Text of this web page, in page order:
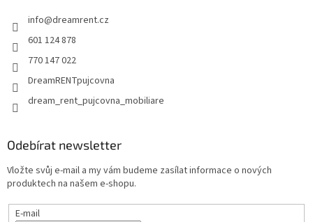
info@dreamrent.cz
601 124 878
770 147 022
DreamRENTpujcovna
dream_rent_pujcovna_mobiliare
Odebírat newsletter
Vložte svůj e-mail a my vám budeme zasílat informace o nových
produktech na našem e-shopu.
E-mail